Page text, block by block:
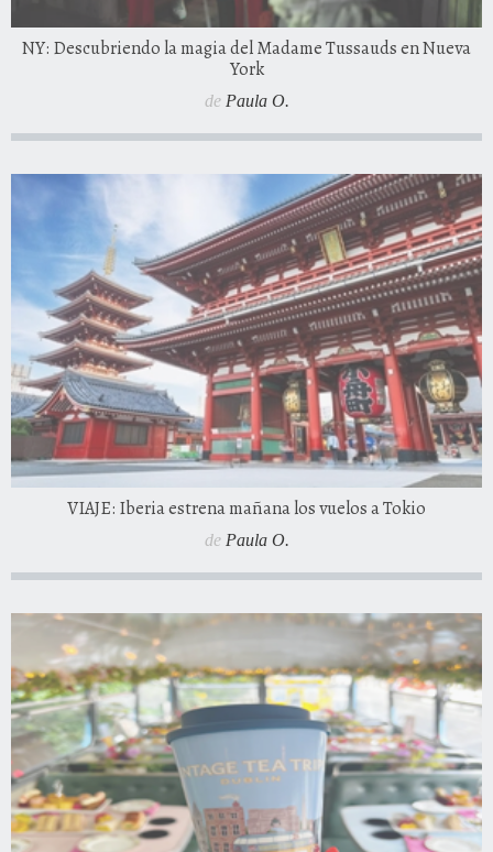
NY: Descubriendo la magia del Madame Tussauds en Nueva
York
de Paula O.
VIAJE: Iberia estrena mañana los vuelos a Tokio
de Paula O.